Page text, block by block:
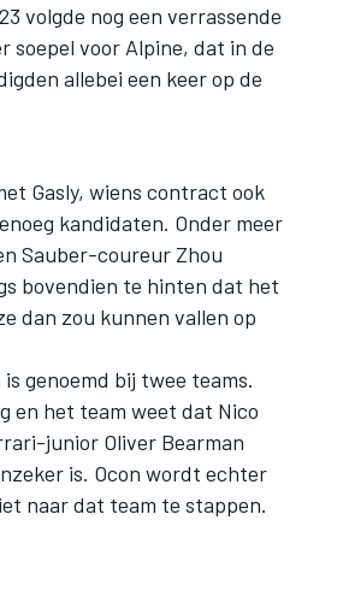
volgde nog een verrassende
soepel voor Alpine, dat in de
allebei een keer op de
Gasly, wiens contract ook
kandidaten. Onder meer
Sauber-coureur Zhou
bovendien te hinten dat het
dan zou kunnen vallen op
genoemd bij twee teams.
en het team weet dat Nico
junior Oliver Bearman
is. Ocon wordt echter
naar dat team te stappen.